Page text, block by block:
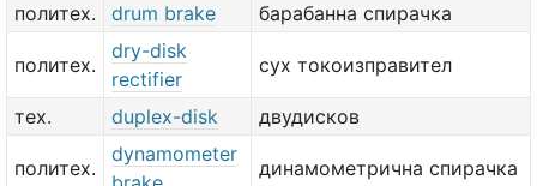
политех.
drum brake барабанна спирачка
политех.
dry-disk
rectifier
сух токоизправител
тех. duplex-disk двудисков
политех.
dynamometer
динамометрична спирачка